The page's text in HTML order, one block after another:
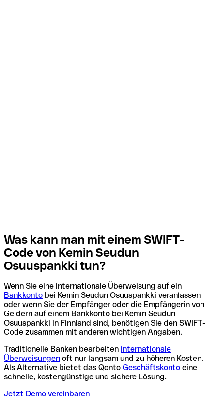
Was kann man mit einem SWIFT-
Code von Kemin Seudun
Osuuspankki tun?
Wenn Sie eine internationale Überweisung auf ein
Bankkonto bei Kemin Seudun Osuuspankki veranlassen
oder wenn Sie der Empfänger oder die Empfängerin von
Geldern auf einem Bankkonto bei Kemin Seudun
Osuuspankki in Finnland sind, benötigen Sie den SWIFT-
Code zusammen mit anderen wichtigen Angaben.
Traditionelle Banken bearbeiten internationale
Überweisungen oft nur langsam und zu höheren Kosten.
Als Alternative bietet das Qonto Geschäftskonto eine
schnelle, kostengünstige und sichere Lösung.
Jetzt Demo vereinbaren